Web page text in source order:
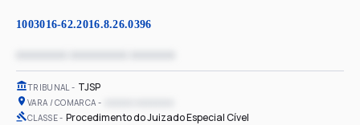
1003016-62.2016.8.26.0396
TRIBUNAL TJSP
VARA / COMARCA
CLASSE Procedimento do Juizado Especial Cível